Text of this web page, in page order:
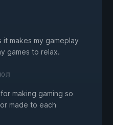
it makes my gameplay
games to relax.
月
making gaming so
made to each